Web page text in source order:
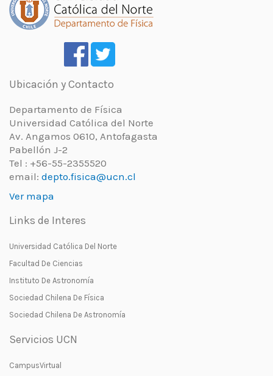
Ubicación y Contacto
Departamento de Física
Universidad Católica del Norte
Av. Angamos 0610, Antofagasta
Pabellón J-2
Tel : +56-55-2355520
email: depto.fisica@ucn.cl
Ver mapa
Links de Interes
Universidad Católica Del Norte
Facultad De Ciencias
Instituto De Astronomía
Sociedad Chilena De Física
Sociedad Chilena De Astronomía
Servicios UCN
CampusVirtual